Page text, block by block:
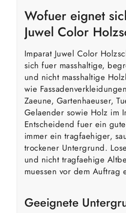
Wofuer eignet
Juwel Color
Imparat Juwel Color
sich fuer masshaltige,
und nicht masshaltige
wie
Zaeune, Gartenhaeuser,
Gelaender sowie Holz im
Entscheidend fuer ein
immer ein tragfaehiger,
trockener Untergrund.
und nicht tragfaehige
muessen vor dem Auftrag
Geeignete